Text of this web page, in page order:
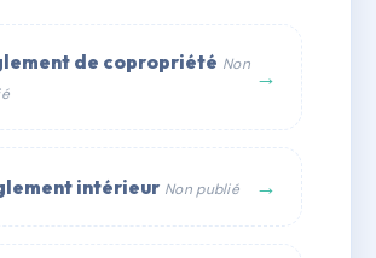
de copropriété Non →
intérieur Non publié →